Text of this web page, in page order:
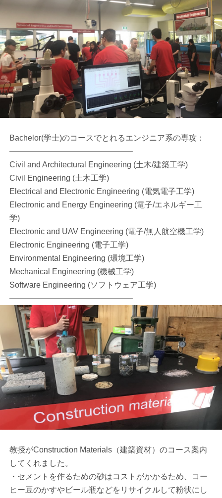
Bachelor(学士)のコースでとれるエンジニア系の専攻：
———————————————–
Civil and Architectural Engineering (土木/建築工学)
Civil Engineering (土木工学)
Electrical and Electronic Engineering (電気電子工学)
Electronic and Energy Engineering (電子/エネルギー工
学)
Electronic and UAV Engineering (電子/無人航空機工学)
Electronic Engineering (電子工学)
Environmental Engineering (環境工学)
Mechanical Engineering (機械工学)
Software Engineering (ソフトウェア工学)
———————————————–
教授がConstruction Materials（建築資材）のコース案内
してくれました。
・セメントを作るための砂はコストがかかるため、コー
ヒー豆のかすやビール瓶などをリサイクルして粉状にし